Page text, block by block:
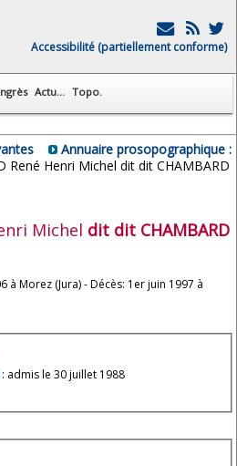
Accessibilité (partiellement conforme)
Actu... Topo.
Annuaire prosopographique :
René Henri Michel dit dit CHAMBARD
Michel dit dit CHAMBARD
à Morez (Jura) - Décès: 1er juin 1997 à
: admis le 30 juillet 1988